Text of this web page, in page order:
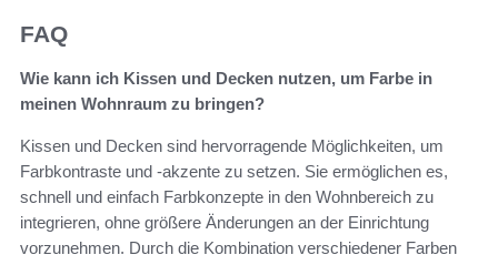
FAQ
Wie kann ich Kissen und Decken nutzen, um Farbe in
meinen Wohnraum zu bringen?
Kissen und Decken sind hervorragende Möglichkeiten, um
Farbkontraste und -akzente zu setzen. Sie ermöglichen es,
schnell und einfach Farbkonzepte in den Wohnbereich zu
integrieren, ohne größere Änderungen an der Einrichtung
vorzunehmen. Durch die Kombination verschiedener Farben